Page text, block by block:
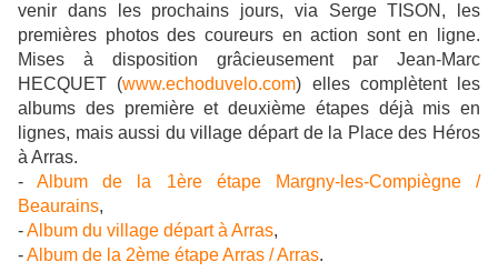
venir dans les prochains jours, via Serge TISON, les
premières photos des coureurs en action sont en ligne.
Mises à disposition grâcieusement par Jean-Marc
HECQUET (www.echoduvelo.com) elles complètent les
albums des première et deuxième étapes déjà mis en
lignes, mais aussi du village départ de la Place des Héros
à Arras.
-Album de la 1ère étape Margny-les-Compiègne /
Beaurains,
-Album du village départ à Arras,
-Album de la 2ème étape Arras / Arras.